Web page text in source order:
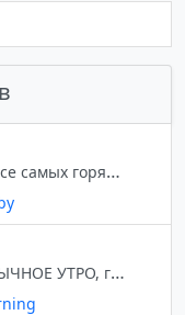
В нашем канале в курсе самых горячих событий, происшествий, фактов о Беларуси, которые не показывают по ТВ. Все новости О Республике Беларусь И Только.
Это утреннее шоу ОБЫЧНОЕ УТРО, где говорят про беларусов и то, что их волнует. Звонки и громкие гости, шутки и много интерактива. Связь с редакцией шоу Обычное утро: @usualmorning_bot